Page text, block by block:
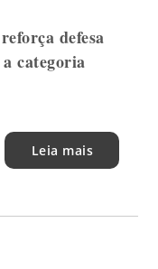
defesa
categoria
Leia mais